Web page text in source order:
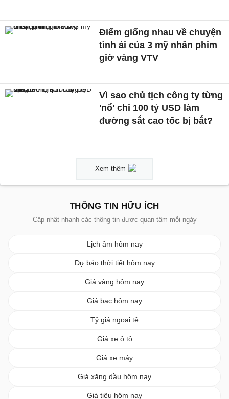
Điểm giống nhau về chuyện
tình ái của 3 mỹ nhân phim
giờ vàng VTV
Vì sao chủ tịch công ty từng
'nổ' chi 100 tỷ USD làm
đường sắt cao tốc bị bắt?
Xem thêm
THÔNG TIN HỮU ÍCH
Cập nhật nhanh các thông tin được quan tâm mỗi ngày
Lịch âm hôm nay
Dự báo thời tiết hôm nay
Giá vàng hôm nay
Giá bạc hôm nay
Tỷ giá ngoại tệ
Giá xe ô tô
Giá xe máy
Giá xăng dầu hôm nay
Giá tiêu hôm nay